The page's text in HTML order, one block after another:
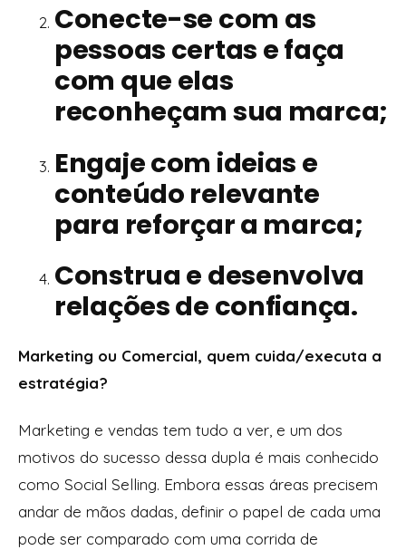
Conecte-se com as
pessoas certas e faça
com que elas
reconheçam sua marca;
Engaje com ideias e
conteúdo relevante
para reforçar a marca;
Construa e desenvolva
relações de confiança.
Marketing ou Comercial, quem cuida/executa a
estratégia?
Marketing e vendas tem tudo a ver, e um dos
motivos do sucesso dessa dupla é mais conhecido
como Social Selling. Embora essas áreas precisem
andar de mãos dadas, definir o papel de cada uma
pode ser comparado com uma corrida de